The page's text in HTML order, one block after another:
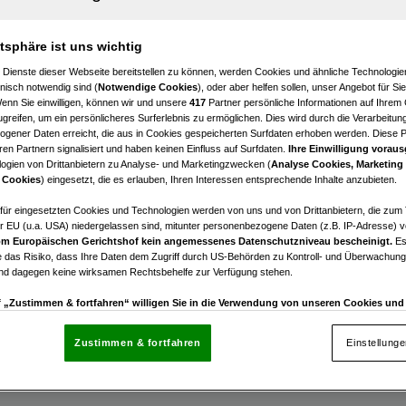
IMMOBILIEN
2
Zimmer
€ 299.000,00
Kaufpreis
genehmigtem DG-Ausbau und attraktiver
€ 1.850.000,00
Kaufpreis
ist uns wichtig
Dienste dieser Webseite bereitstellen zu können, werden Cookies und ähnliche
notwendig sind (Notwendige Cookies), oder aber helfen sollen, unser Angebot für
Sie einwilligen, können wir und unsere 417 Partner persönliche Informationen auf Ihrem
um ein persönlicheres Surferlebnis zu ermöglichen. Dies wird durch die
Daten erreicht, die aus in Cookies gespeicherten Surfdaten erhoben werden. Diese
Partnern signalisiert und haben keinen Einfluss auf Surfdaten. Ihre Einwilligung
von Drittanbietern zu Analyse- und Marketingzwecken (Analyse Cookies, Marketing
) eingesetzt, die es erlauben, Ihren Interessen entsprechende Inhalte anzubieten.
eingesetzten Cookies und Technologien werden von uns und von Drittanbietern, die zum
EU (u.a. USA) niedergelassen sind, mitunter personenbezogene Daten (z.B. IP-Adresse)
Europäischen Gerichtshof kein angemessenes Datenschutzniveau bescheinigt.
das Risiko, dass Ihre Daten dem Zugriff durch US-Behörden zu Kontroll- und
dagegen keine wirksamen Rechtsbehelfe zur Verfügung stehen.
„Zustimmen & fortfahren“ willigen Sie in die Verwendung von unseren Cookies und
die sich auf jeder Seite unten im Footer befinden.
Partner verarbeiten Daten, um Folgendes bereitzustellen:
Zustimmen & fortfahren